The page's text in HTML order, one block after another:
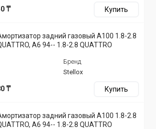
₸ Купить
задний газовый A100 1.8-2.8
A6 94-- 1.8-2.8 QUATTRO
Бренд
Stellox
₸ Купить
задний газовый A100 1.8-2.8
A6 94-- 1.8-2.8 QUATTRO